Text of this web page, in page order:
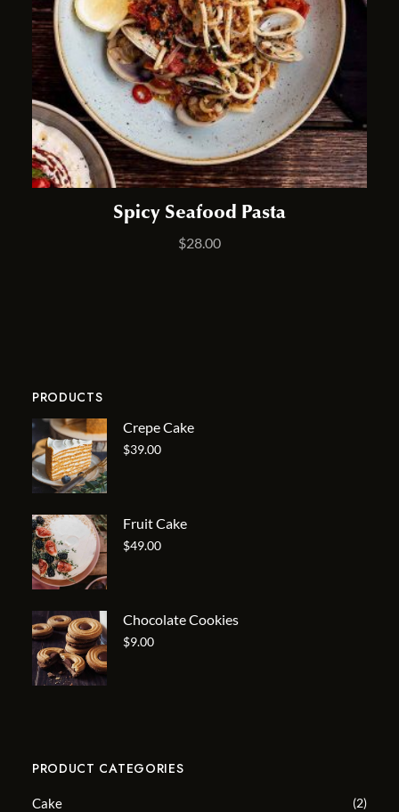
Spicy Seafood Pasta
$28.00
PRODUCTS
Crepe Cake
$39.00
Fruit Cake
$49.00
Chocolate Cookies
$9.00
PRODUCT CATEGORIES
Cake (2)